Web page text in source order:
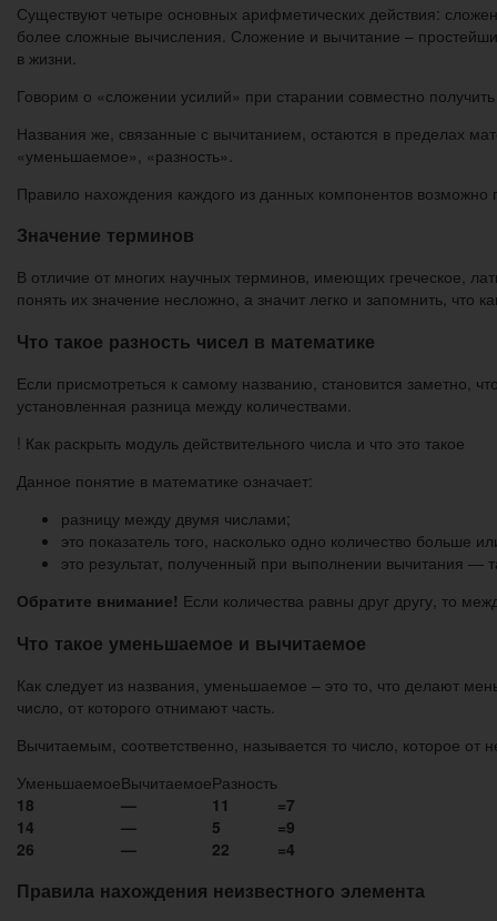
Существуют четыре основных арифметических действия:
более сложные вычисления. Сложение и вычитание –
в жизни.
Говорим о «сложении усилий» при старании совместно
Названия же, связанные с вычитанием, остаются в пределах
«уменьшаемое», «разность».
Правило нахождения каждого из данных компонентов
Значение терминов
В отличие от многих научных терминов, имеющих греческое,
понять их значение несложно, а значит легко и запомнить, что
Что такое разность чисел в математике
Если присмотреться к самому названию, становится заметно,
установленная разница между количествами.
! Как раскрыть модуль действительного числа и что это такое
Данное понятие в математике означает:
разницу между двумя числами;
это показатель того, насколько одно количество больше
это результат, полученный при выполнении вычитания —
Обратите внимание! Если количества равны друг другу, то
Что такое уменьшаемое и вычитаемое
Как следует из названия, уменьшаемое – это то, что делают
число, от которого отнимают часть.
Вычитаемым, соответственно, называется то число, которое от
УменьшаемоеВычитаемоеРазность
18
— 11 =7
14
— 5 =9
26
— 22 =4
Правила нахождения неизвестного элемента